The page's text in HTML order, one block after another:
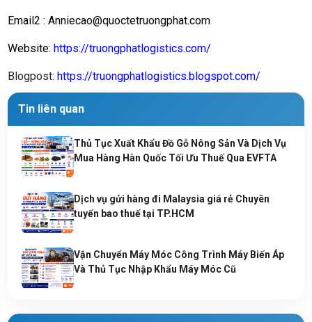
Email2 :Anniecao@quoctetruongphat.com
Website: https://truongphatlogistics.com/
Blogpost: https://truongphatlogistics.blogspot.com/
Tin liên quan
Thủ Tục Xuất Khẩu Đồ Gỗ Nông Sản Và Dịch Vụ
Mua Hàng Hàn Quốc Tối Ưu Thuế Qua EVFTA
Dịch vụ gửi hàng đi Malaysia giá rẻ Chuyên
tuyến bao thuế tại TP.HCM
Vận Chuyển Máy Móc Công Trình Máy Biến Áp
Và Thủ Tục Nhập Khẩu Máy Móc Cũ